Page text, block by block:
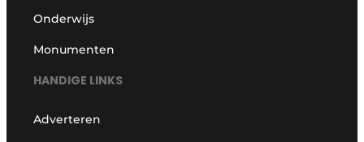
Onderwijs
Monumenten
HANDIGE LINKS
Adverteren